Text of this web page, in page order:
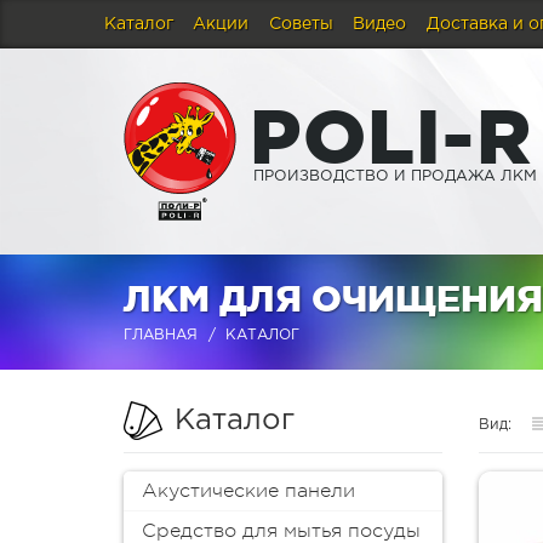
Каталог Акции Советы Видео Доставка и
POLI-R
ПРОИЗВОДСТВО И ПРОДАЖА ЛКМ
ЛКМ ДЛЯ
ГЛАВНАЯ КАТАЛОГ
Каталог
Акустические панели
Средство для мытья посуды
Вид: